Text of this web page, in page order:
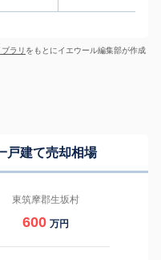
ラリ をもとにイエウール編集部が作成
戸建て売却相場
東筑摩郡生坂村
600 万円